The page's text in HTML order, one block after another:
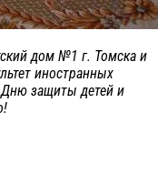
дом №1 г. Томска и
иностранных
Дню защиты детей и